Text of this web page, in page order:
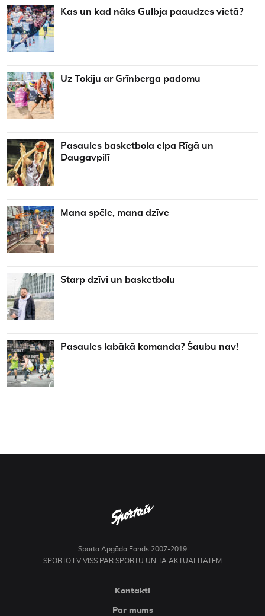
Kas un kad nāks Gulbja paaudzes vietā?
Uz Tokiju ar Grīnberga padomu
Pasaules basketbola elpa Rīgā un
Daugavpilī
Mana spēle, mana dzīve
Starp dzīvi un basketbolu
Pasaules labākā komanda? Šaubu nav!
Sporta Apgāda Fonds 2007-2019
SPORTO.LV VISS PAR SPORTU UN TĀ AKTUALITĀTĒM
Kontakti
Par mums